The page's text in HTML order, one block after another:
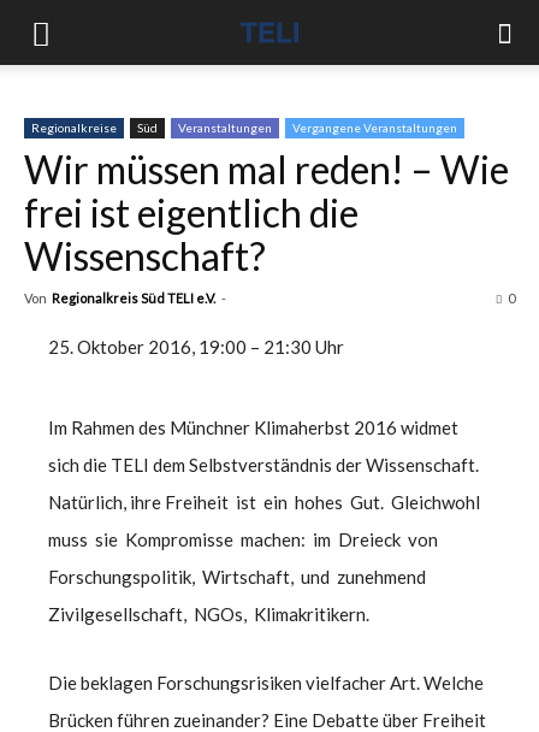
Regionalkreise Süd Veranstaltungen Vergangene Veranstaltungen
Wir müssen mal reden! – Wie
frei ist eigentlich die
Wissenschaft?
Von Regionalkreis Süd TELI e.V. - 0
25. Oktober 2016, 19:00 – 21:30 Uhr
Im Rahmen des Münchner Klimaherbst 2016 widmet
sich die TELI dem Selbstverständnis der Wissenschaft.
Natürlich, ihre Freiheit ist ein hohes Gut. Gleichwohl
muss sie Kompromisse machen: im Dreieck von
Forschungspolitik, Wirtschaft, und zunehmend
Zivilgesellschaft, NGOs, Klimakritikern.
Die beklagen Forschungsrisiken vielfacher Art. Welche
Brücken führen zueinander? Eine Debatte über Freiheit